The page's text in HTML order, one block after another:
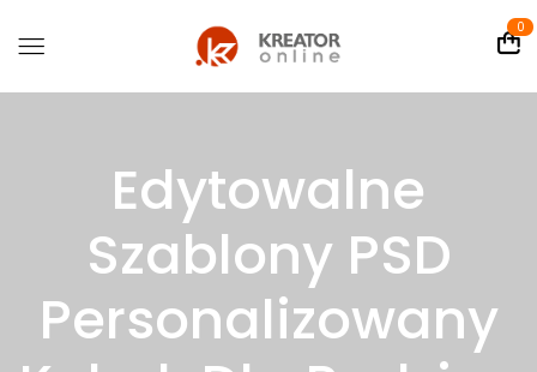
0
Edytowalne
Szablony PSD
Personalizowany